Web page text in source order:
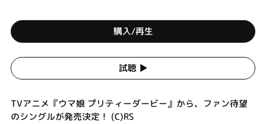
購入/再生
試聴 ▶︎
TVアニメ『ウマ娘 プリティーダービー』から、ファン待望
のシングルが発売決定！ (C)RS